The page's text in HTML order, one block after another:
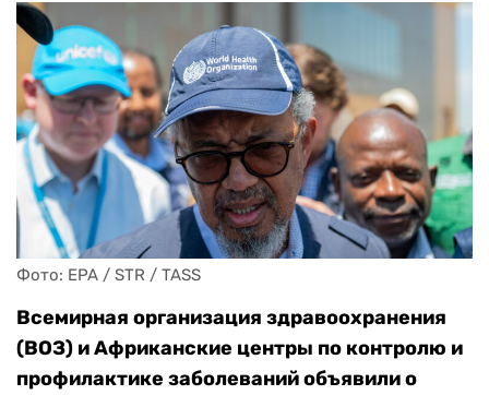
Фото: EPA / STR / TASS
Всемирная организация здравоохранения
(ВОЗ) и Африканские центры по контролю и
профилактике заболеваний объявили о